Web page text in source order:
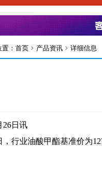
： 首页 产品资讯 详细信息
26日讯
，行业油酸甲酯基准价为